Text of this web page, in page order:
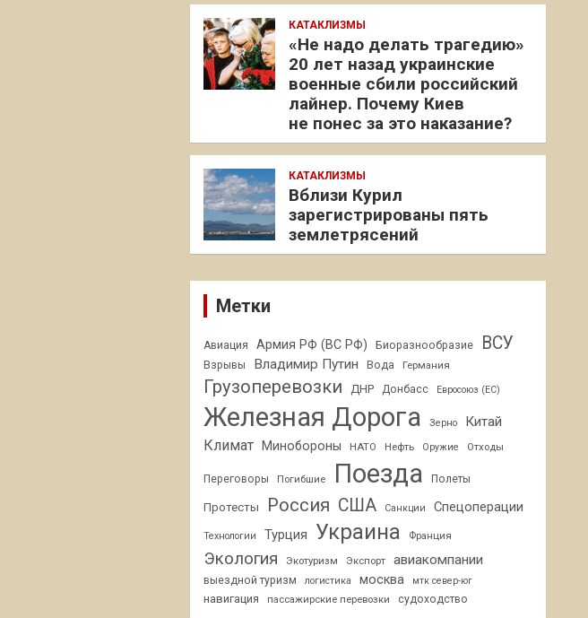
КАТАКЛИЗМЫ
«Не надо делать трагедию»
20 лет назад украинские
военные сбили российский
лайнер. Почему Киев
не понес за это наказание?
КАТАКЛИЗМЫ
Вблизи Курил
зарегистрированы пять
землетрясений
Метки
Авиация Армия РФ (ВС РФ) Биоразнообразие ВСУ
Взрывы Владимир Путин Вода Германия
Грузоперевозки ДНР Донбасс Евросоюз (ЕС)
Железная Дорога Зерно Китай
Климат Минобороны НАТО Нефть Оружие Отходы
Переговоры Погибшие Поезда Полеты
Протесты Россия США Санкции Спецоперации
Технологии Турция Украина Франция
Экология Экотуризм Экспорт авиакомпании
выездной туризм логистика москва мтк север-юг
навигация пассажирские перевозки судоходство